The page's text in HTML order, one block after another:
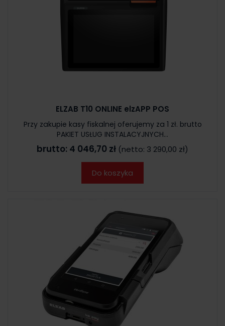
ELZAB T10 ONLINE elzAPP POS
Przy zakupie kasy fiskalnej oferujemy za 1 zł. brutto
PAKIET USŁUG INSTALACYJNYCH...
brutto: 4 046,70 zł (netto: 3 290,00 zł)
Do koszyka